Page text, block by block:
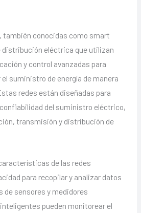
también conocidas como smart
eléctrica que utilizan
y control avanzadas para
suministro de energía de manera
redes están diseñadas para
del suministro eléctrico,
transmisión y distribución de
de las redes
para recopilar y analizar datos
de sensores y medidores
pueden monitorear el